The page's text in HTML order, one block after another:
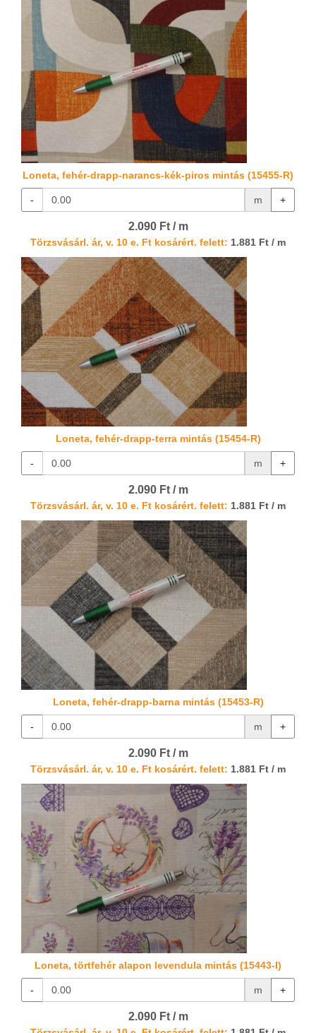
Loneta, fehér-drapp-narancs-kék-piros mintás (15455-R)
- m +
2.090 Ft / m
Törzsvásárl. ár, v. 10 e. Ft kosárért. felett: 1.881 Ft / m
Loneta, fehér-drapp-terra mintás (15454-R)
- m +
2.090 Ft / m
Törzsvásárl. ár, v. 10 e. Ft kosárért. felett: 1.881 Ft / m
Loneta, fehér-drapp-barna mintás (15453-R)
- m +
2.090 Ft / m
Törzsvásárl. ár, v. 10 e. Ft kosárért. felett: 1.881 Ft / m
Loneta, törtfehér alapon levendula mintás (15443-I)
- m +
2.090 Ft / m